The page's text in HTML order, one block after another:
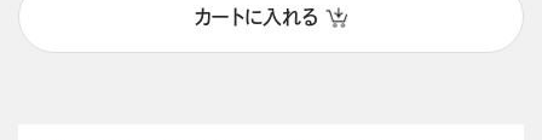
カートに入れる